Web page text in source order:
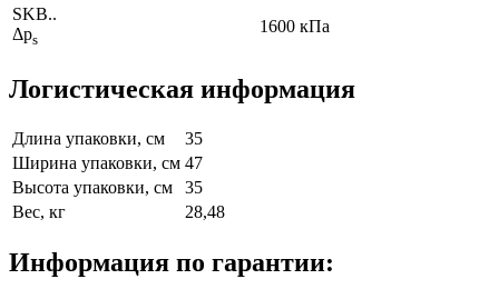
SKB..
Δps
1600 кПа
Логистическая информация
Длина упаковки, см
35
Ширина упаковки, см 47
Высота упаковки, см
35
Вес, кг
28,48
Информация по гарантии: